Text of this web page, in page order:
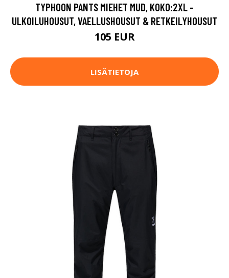
TYPHOON PANTS MIEHET MUD, KOKO:2XL -
ULKOILUHOUSUT, VAELLUSHOUSUT & RETKEILYHOUSUT
105 EUR
LISÄTIETOJA